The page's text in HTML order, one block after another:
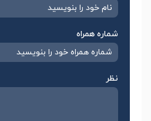
شماره همراه
نظر